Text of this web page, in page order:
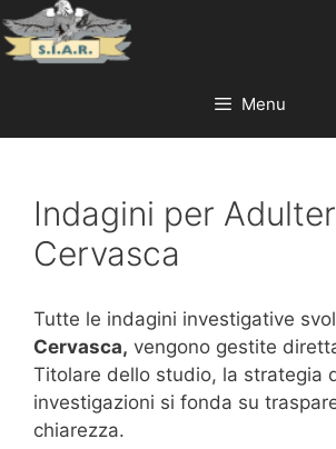
Menu
Indagini per
Cervasca
Tutte le indagini investigative
Cervasca, vengono gestite
Titolare dello studio, la strategia
investigazioni si fonda su
chiarezza.